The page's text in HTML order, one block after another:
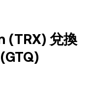
(TRX) 兌換